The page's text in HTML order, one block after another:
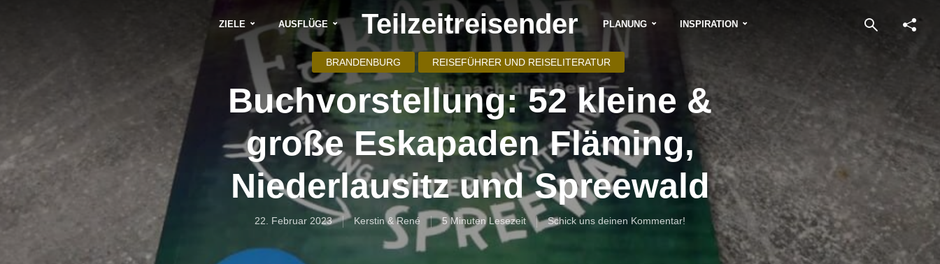
ZIELE AUSFLÜGE Teilzeitreisender PLANUNG INSPIRATION
BRANDENBURG REISEFÜHRER UND REISELITERATUR
Buchvorstellung: 52 kleine &
große Eskapaden Fläming,
Niederlausitz und Spreewald
22. Februar 2023 Kerstin & René 5 Minuten Lesezeit Schick uns deinen Kommentar!